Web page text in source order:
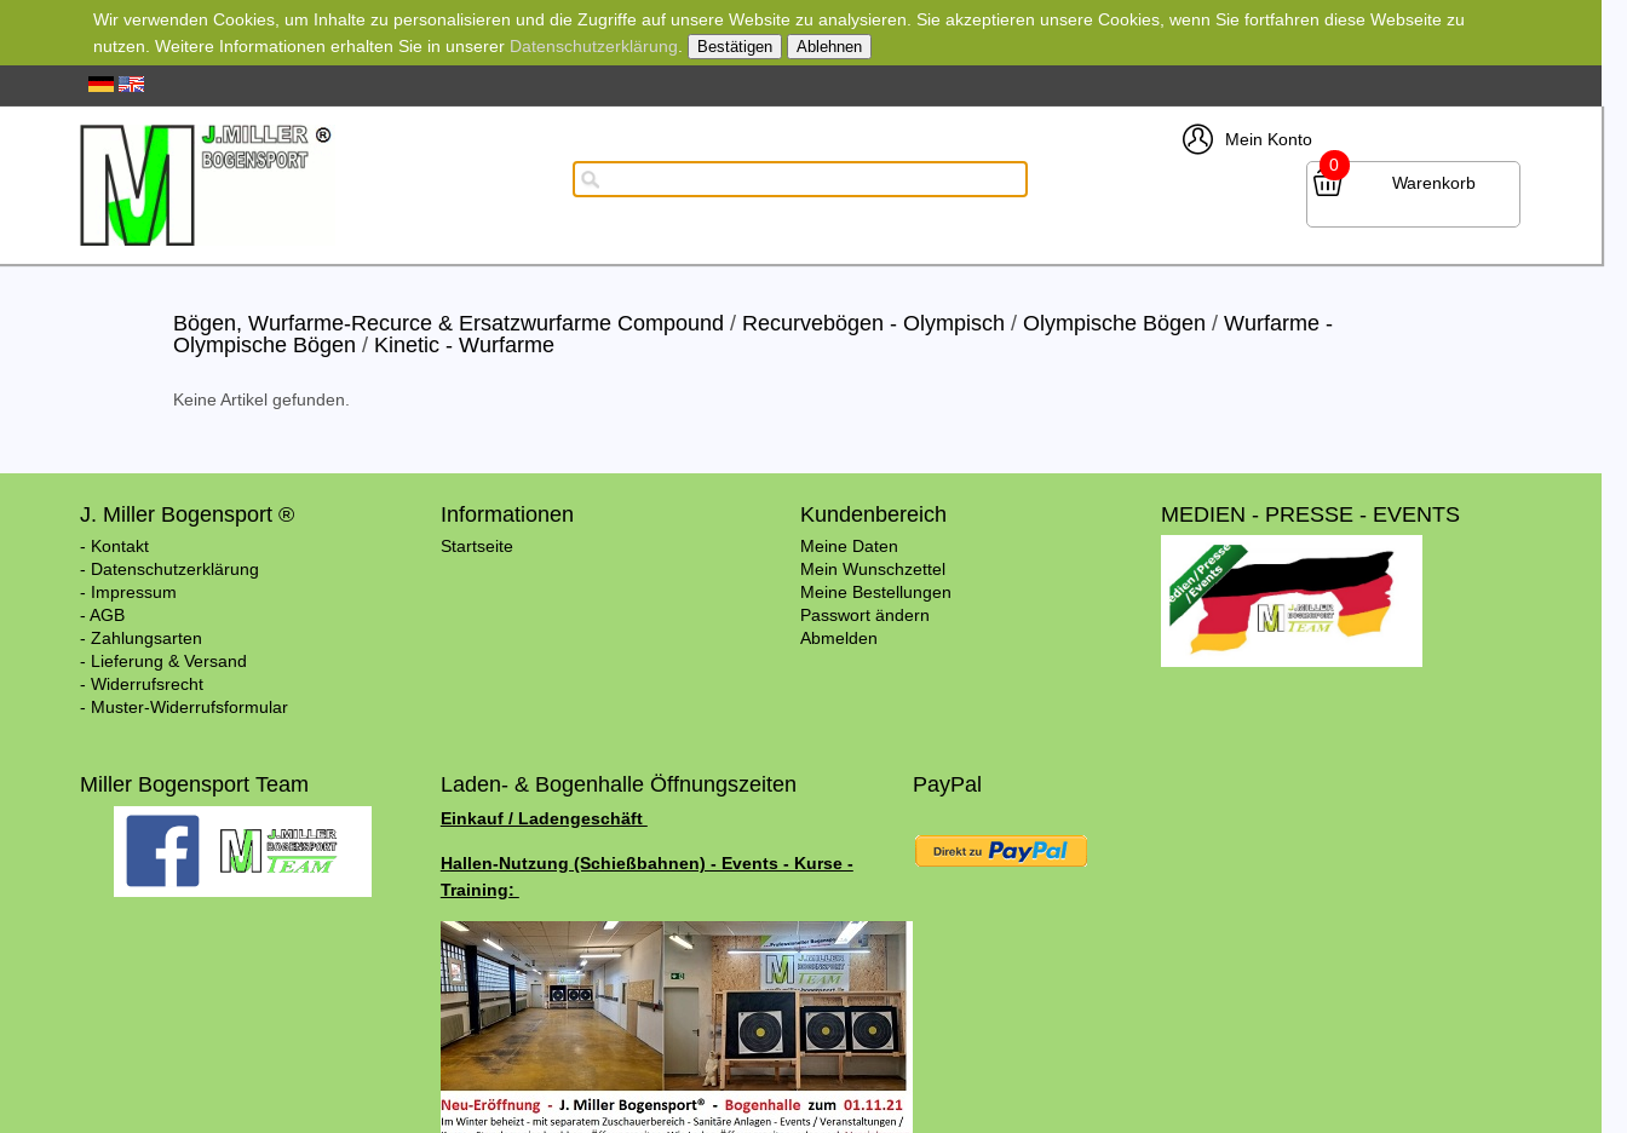
Wir verwenden Cookies, um Inhalte zu personalisieren und die Zugriffe auf unsere Website zu analysieren. Sie akzeptieren unsere Cookies, wenn Sie fortfahren diese Webseite zu
nutzen. Weitere Informationen erhalten Sie in unserer Datenschutzerklärung Bestätigen Ablehnen
Mein Konto
0
Warenkorb
Bögen, Wurfarme-Recurce & Ersatzwurfarme Compound / Recurvebögen - Olympisch / Olympische Bögen / Wurfarme -
Olympische Bögen / Kinetic - Wurfarme
Keine Artikel gefunden.
J. Miller Bogensport ®
- Kontakt
- Datenschutzerklärung
- Impressum
- AGB
- Zahlungsarten
- Lieferung & Versand
- Widerrufsrecht
- Muster-Widerrufsformular
Informationen
Startseite
Kundenbereich
Meine Daten
Mein Wunschzettel
Meine Bestellungen
Passwort ändern
Abmelden
MEDIEN - PRESSE - EVENTS
Miller Bogensport Team Laden- & Bogenhalle Öffnungszeiten
Einkauf / Ladengeschäft
Hallen-Nutzung (Schießbahnen) - Events - Kurse -
Training:
PayPal